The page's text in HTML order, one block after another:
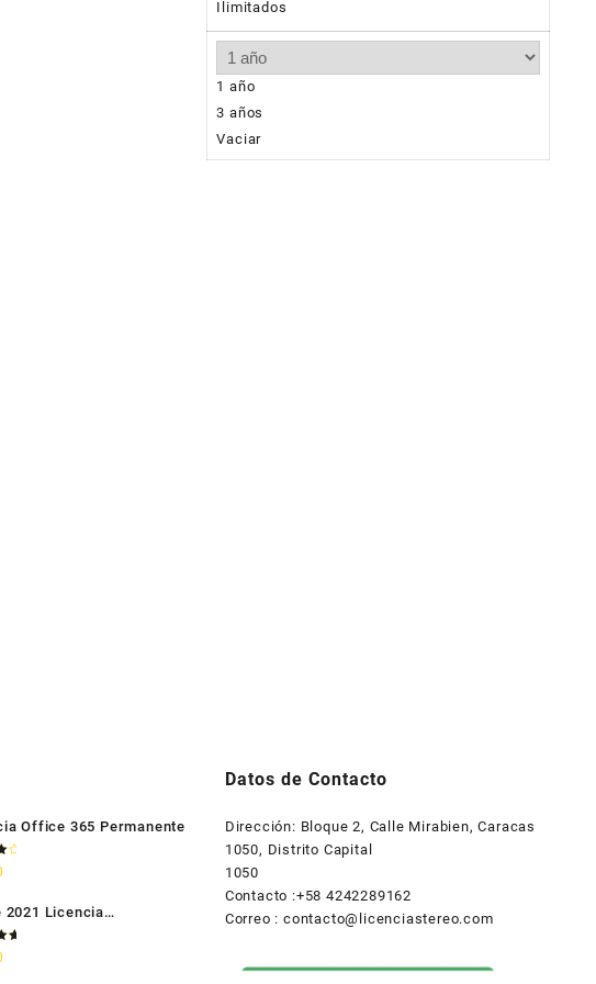
Ilimitados
1 año
3 años
Vaciar
Office 365 Permanente
2021 Licencia
Datos de Contacto
Dirección: Bloque 2, Calle Mirabien, Caracas
1050, Distrito Capital
1050
Contacto :+58 4242289162
Correo : contacto@licenciastereo.com